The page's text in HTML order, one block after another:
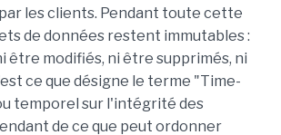
les clients. Pendant toute cette
de données restent immutables :
être modifiés, ni être supprimés, ni
ce que désigne le terme "Time-
temporel sur l'intégrité des
de ce que peut ordonner